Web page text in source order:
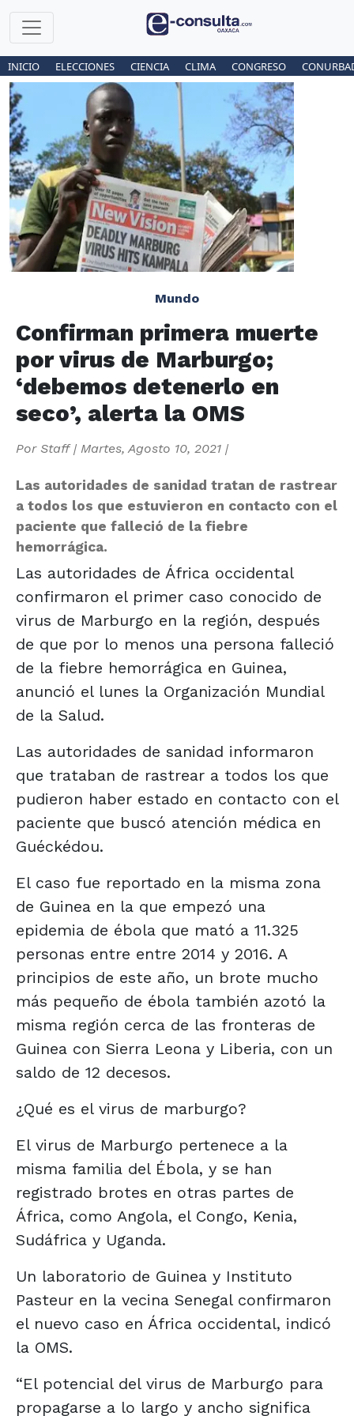
INICIO ELECCIONES CIENCIA CLIMA CONGRESO
Mundo
Confirman primera muerte
por virus de Marburgo;
‘debemos detenerlo en
seco’, alerta la OMS
Por Staff| Martes, Agosto 10, 2021 |
Las autoridades de sanidad tratan de rastrear
a todos los que estuvieron en contacto con el
paciente que falleció de la fiebre
hemorrágica.
Las autoridades de África occidental
confirmaron el primer caso conocido de
virus de Marburgo en la región, después
de que por lo menos una persona falleció
de la fiebre hemorrágica en Guinea,
anunció el lunes la Organización Mundial
de la Salud.
Las autoridades de sanidad informaron
que trataban de rastrear a todos los que
pudieron haber estado en contacto con el
paciente que buscó atención médica en
Guéckédou.
El caso fue reportado en la misma zona
de Guinea en la que empezó una
epidemia de ébola que mató a 11.325
personas entre entre 2014 y 2016. A
principios de este año, un brote mucho
más pequeño de ébola también azotó la
misma región cerca de las fronteras de
Guinea con Sierra Leona y Liberia, con un
saldo de 12 decesos.
¿Qué es el virus de marburgo?
El virus de Marburgo pertenece a la
misma familia del Ébola, y se han
registrado brotes en otras partes de
África, como Angola, el Congo, Kenia,
Sudáfrica y Uganda.
Un laboratorio de Guinea y Instituto
Pasteur en la vecina Senegal confirmaron
el nuevo caso en África occidental, indicó
la OMS.
“El potencial del virus de Marburgo para
propagarse a lo largo y ancho significa